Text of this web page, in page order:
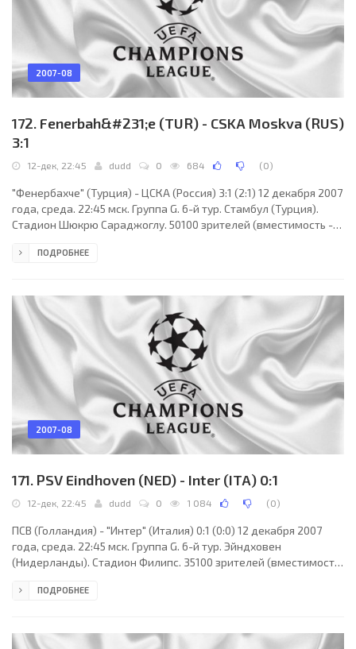
2007-08
172. Fenerbah&#231;e (TUR) - CSKA Moskva (RUS)
3:1
12-дек, 22:45 dudd 0 684 (0)
"Фенербахче" (Турция) - ЦСКА (Россия) 3:1 (2:1) 12 декабря 2007
года, среда. 22:45 мск. Группа G. 6-й тур. Стамбул (Турция).
Стадион Шюкрю Сараджоглу. 50100 зрителей (вместимость -
Лука Маджани, Сандро Россомандо (оба - Италия). Резервный:
Генюл, Эду Драсена, Угур Борал (Матея Кежман, 90+2), Селчук
Шахин, Мехмет Аурелио,
ПОДРОБНЕЕ
2007-08
171. PSV Eindhoven (NED) - Inter (ITA) 0:1
12-дек, 22:45 dudd 0 1 084 (0)
ПСВ (Голландия) - "Интер" (Италия) 0:1 (0:0) 12 декабря 2007
года, среда. 22:45 мск. Группа G. 6-й тур. Эйндховен
(Нидерланды). Стадион Филипс. 35100 зрителей (вместимость
Глиндеманн, Петер Хенес (оба - Германия). Резервный: Йохен
Симонс, Эдисон Мендес, Джейсон Кулина, Ибрахим Афеллай
ПОДРОБНЕЕ